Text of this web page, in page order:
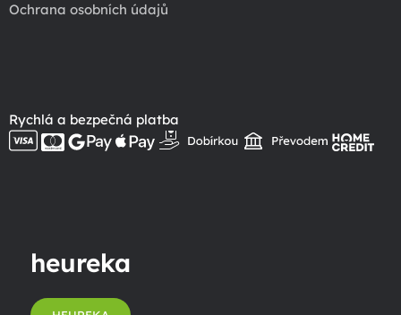
Ochrana osobních údajů
Rychlá a bezpečná platba
heureka